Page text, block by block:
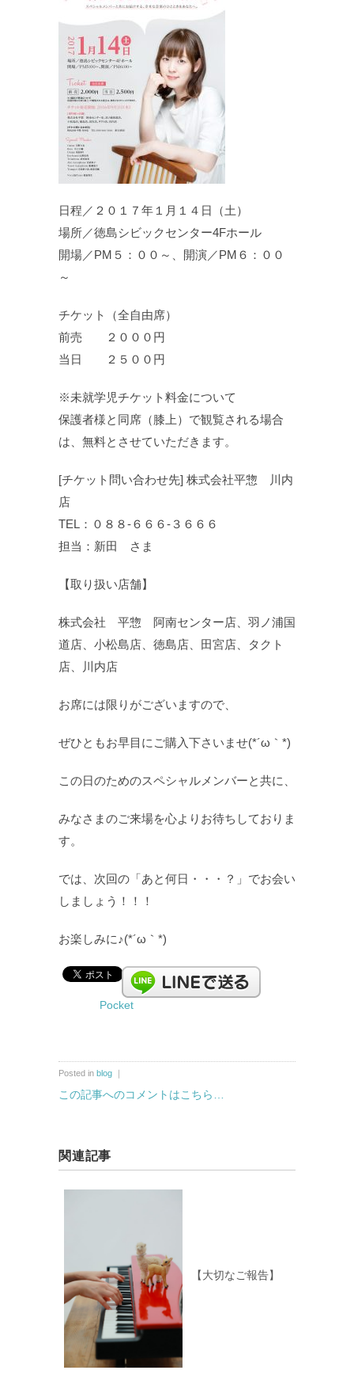
日程／２０１７年１月１４日（土）
場所／徳島シビックセンター4Fホール
開場／PM５：００～、開演／PM６：００
～
チケット（全自由席）
前売 ２０００円
当日 ２５００円
※未就学児チケット料金について
保護者様と同席（膝上）で観覧される場合
は、 無料とさせていただきます。
[チケット問い合わせ先] 株式会社平惣 川内
店
TEL：０８８-６６６-３６６６
担当：新田 さま
【取り扱い店舗】
株式会社 平惣 阿南センター店、羽ノ浦国
道店、小松島店、徳島店、田宮店、タクト
店、川内店
お席には限りがございますので、
ぜひともお早目にご購入下さいませ(*´ω｀*)
この日のためのスペシャルメンバーと共に、
みなさまのご来場を心よりお待ちしておりま
す。
では、次回の「あと何日・・・？」でお会い
しましょう！！！
お楽しみに♪(*´ω｀*)
Pocket
Posted in blog ｜
この記事へのコメントはこちら…
関連記事
【大切なご報告】